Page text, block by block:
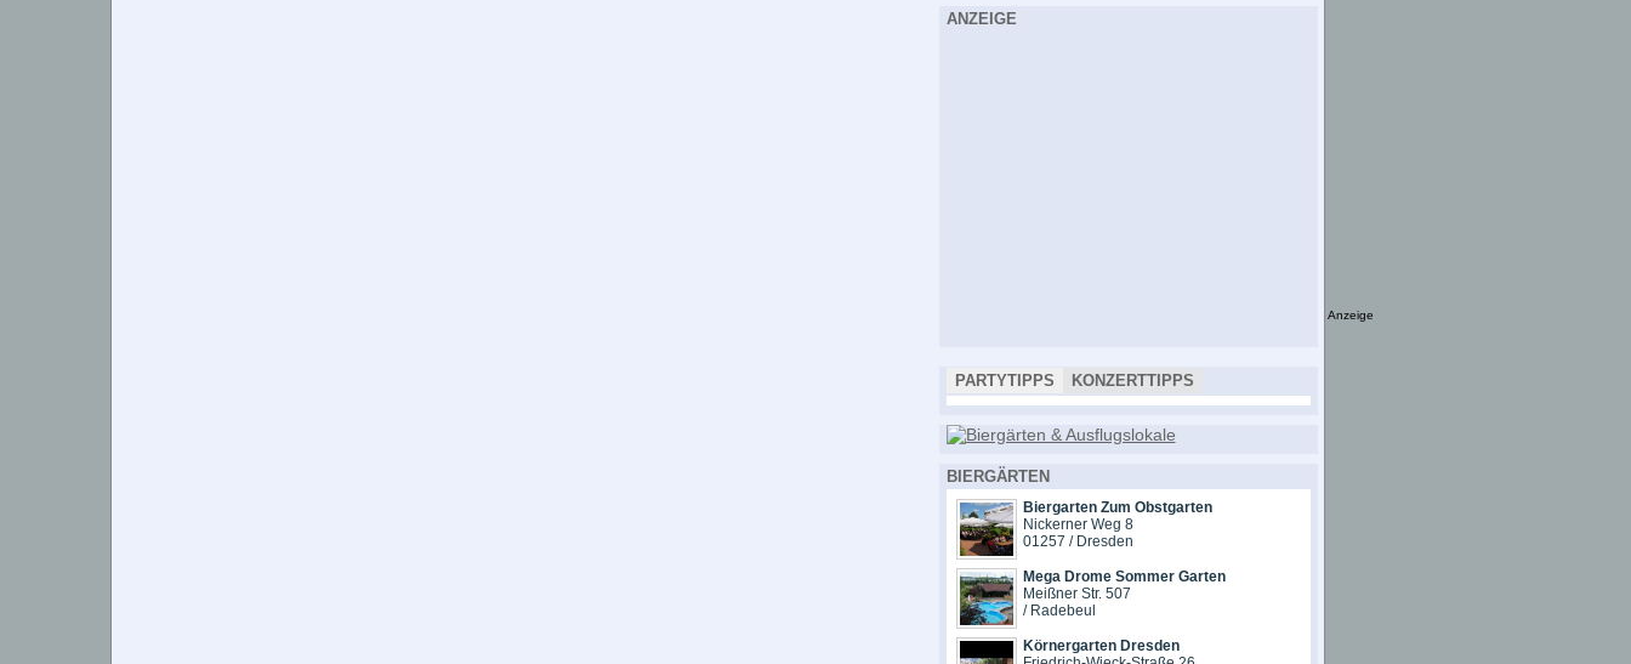
ANZEIGE
PARTYTIPPS KONZERTTIPPS
BIERGÄRTEN
Biergarten Zum Obstgarten
Nickerner Weg 8
01257 / Dresden
Mega Drome Sommer Garten
Meißner Str. 507
/ Radebeul
Körnergarten Dresden
Anzeige